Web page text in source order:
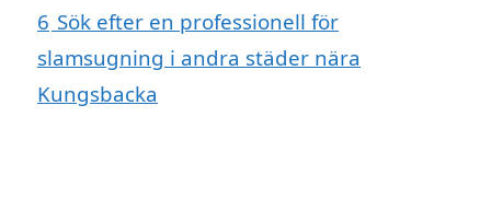
6 Sök efter en professionell för
slamsugning i andra städer nära
Kungsbacka